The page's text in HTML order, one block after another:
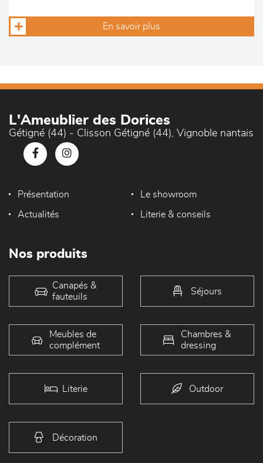
En savoir plus
L'Ameublier des Dorices
Gétigné (44) - Clisson Gétigné (44), Vignoble nantais
Présentation Le showroom
Actualités Literie & conseils
Nos produits
Canapés &
fauteuils
Séjours
Meubles de
complément
Chambres &
dressing
Literie Outdoor
Décoration